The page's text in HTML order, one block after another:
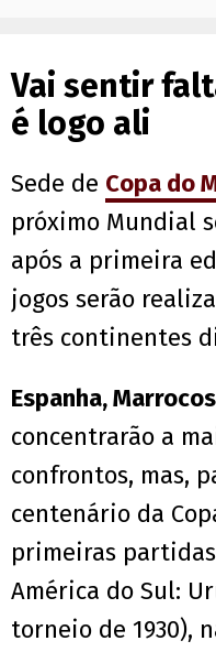
Vai sentir
é logo ali
Sede de Copa do
próximo Mundial
após a primeira
jogos serão
três continentes
Espanha,
concentrarão a
confrontos, mas,
centenário da
primeiras
América do Sul:
torneio de 1930),